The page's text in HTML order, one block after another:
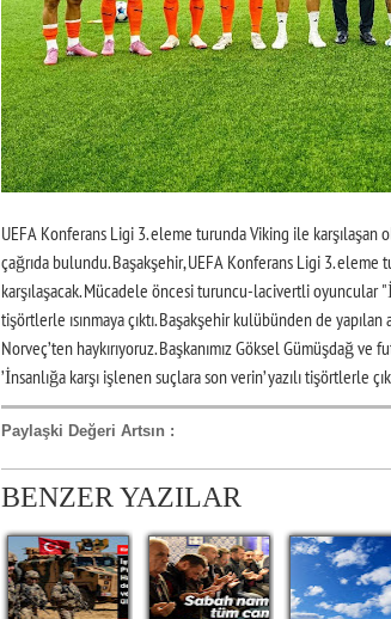
UEFA Konferans Ligi 3. eleme turunda Viking ile karşılaşan
çağrıda bulundu. Başakşehir, UEFA Konferans Ligi 3.
karşılaşacak. Mücadele öncesi turuncu-lacivertli oyuncular
tişörtlerle ısınmaya çıktı. Başakşehir kulübünden de yapılan
Norveç’ten haykırıyoruz. Başkanımız Göksel Gümüşdağ ve
’İnsanlığa karşı işlenen suçlara son verin’ yazılı tişörtlerle
Paylaşki Değeri Artsın :
BENZER YAZILAR